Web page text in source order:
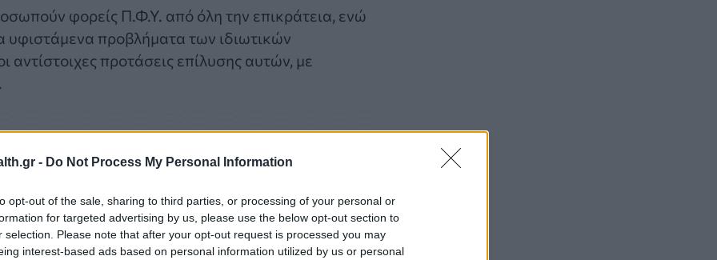
- Do Not Process My Personal Information
opt-out of the sale, sharing to third parties, or processing of your personal or
for targeted advertising by us, please use the below opt-out section to
selection. Please note that after your opt-out request is processed you may
interest-based ads based on personal information utilized by us or personal
φορείς Π.Φ.Υ. από όλη την επικράτεια, ενώ
υφιστάμενα προβλήματα των ιδιωτικών
προτάσεις επίλυσης αυτών, με
Γλοιοβλάστωμα: Νέο «παράθυρο» για πιο
αποτελεσματική χημειοθεραπεία μετά το